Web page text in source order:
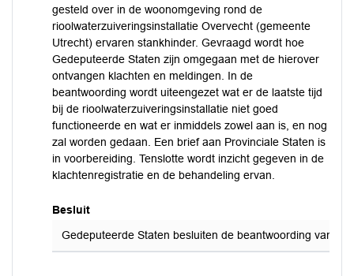
gesteld over in de woonomgeving rond de
rioolwaterzuiveringsinstallatie Overvecht (gemeente
Utrecht) ervaren stankhinder. Gevraagd wordt hoe
Gedeputeerde Staten zijn omgegaan met de hierover
ontvangen klachten en meldingen. In de
beantwoording wordt uiteengezet wat er de laatste tijd
bij de rioolwaterzuiveringsinstallatie niet goed
functioneerde en wat er inmiddels zowel aan is, en nog
zal worden gedaan. Een brief aan Provinciale Staten is
in voorbereiding. Tenslotte wordt inzicht gegeven in de
klachtenregistratie en de behandeling ervan.
Besluit
Gedeputeerde Staten besluiten de beantwoording van